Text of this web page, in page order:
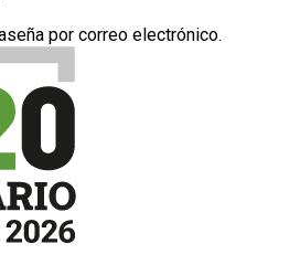
por correo electrónico.